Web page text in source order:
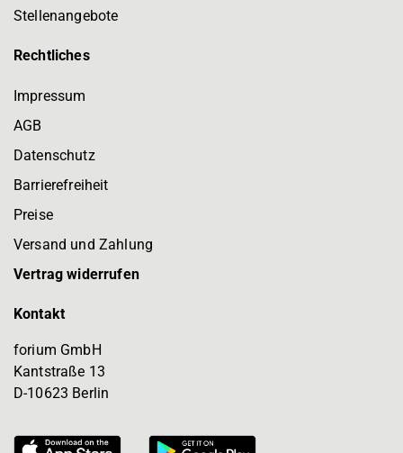
Stellenangebote
Rechtliches
Impressum
AGB
Datenschutz
Barrierefreiheit
Preise
Versand und Zahlung
Vertrag widerrufen
Kontakt
forium GmbH
Kantstraße 13
D-10623 Berlin